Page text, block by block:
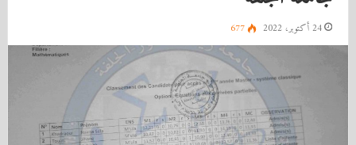
24 أكتوبر، 2022 677